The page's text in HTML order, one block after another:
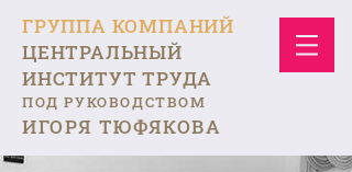
ГРУППА КОМПАНИЙ
ЦЕНТРАЛЬНЫЙ
ИНСТИТУТ ТРУДА
ПОД РУКОВОДСТВОМ
ИГОРЯ ТЮФЯКОВА